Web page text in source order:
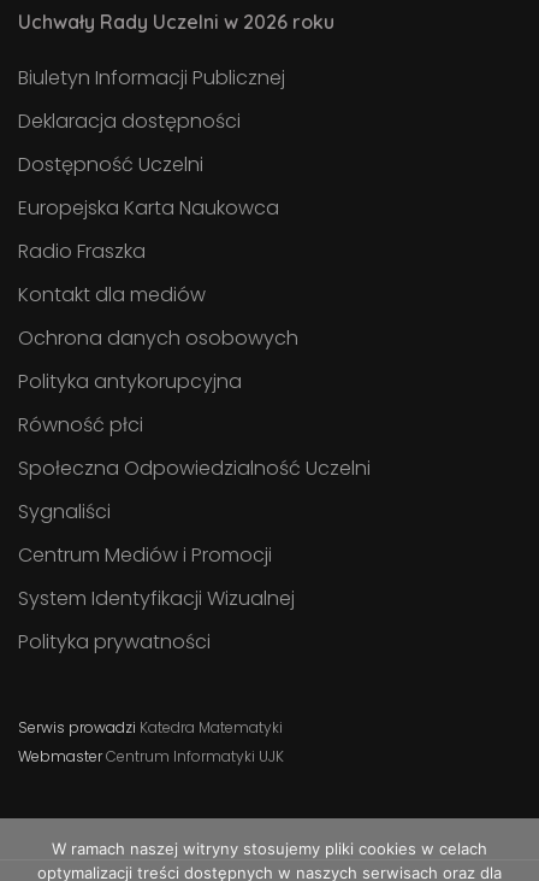
Uchwały Rady Uczelni w 2026 roku
Biuletyn Informacji Publicznej
Deklaracja dostępności
Dostępność Uczelni
Europejska Karta Naukowca
Radio Fraszka
Kontakt dla mediów
Ochrona danych osobowych
Polityka antykorupcyjna
Równość płci
Społeczna Odpowiedzialność Uczelni
Sygnaliści
Centrum Mediów i Promocji
System Identyfikacji Wizualnej
Polityka prywatności
Serwis prowadzi Katedra Matematyki
WebmasterCentrum Informatyki UJK
W ramach naszej witryny stosujemy pliki cookies w celach
optymalizacji treści dostępnych w naszych serwisach oraz dla